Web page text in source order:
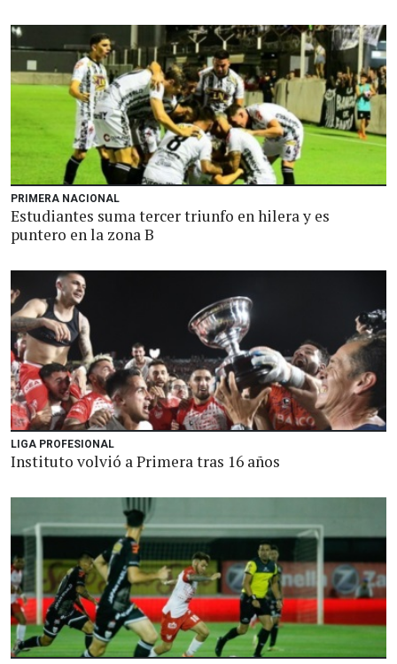
PRIMERA NACIONAL
Estudiantes suma tercer triunfo en hilera y es
puntero en la zona B
LIGA PROFESIONAL
Instituto volvió a Primera tras 16 años